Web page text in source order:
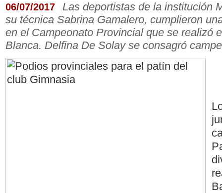
Boxeo
Ciclismo
Gim. Artística
Duatlón-Triatlón
Golf
Natación
Patín
Taekwondo
Voley
Otros
06/07/2017
Las deportistas de la institución
su técnica Sabrina Gamalero, cumplieron
en el Campeonato Provincial que se realizó
Blanca. Delfina De Solay se consagró